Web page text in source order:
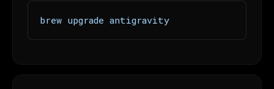
brew upgrade antigravity
THIS WEEK'S DIGEST